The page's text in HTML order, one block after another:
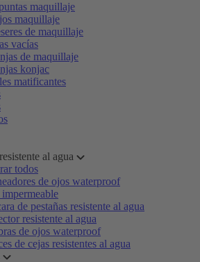
maquillaje
maquillaje
de maquillaje
vacías
de maquillaje
konjac
matificantes
al agua
todos
de ojos waterproof
impermeable
de pestañas resistente al agua
resistente al agua
de ojos waterproof
de cejas resistentes al agua